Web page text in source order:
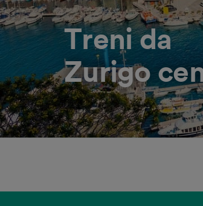
Treni da
Zurigo